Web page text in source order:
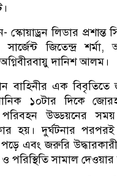
লিডার প্রশান্ত
জিতেন্দ্র শর্মা,
দানিশ আলম।
বাহিনীর এক বিবৃতিতে
১০টার দিকে
পরিবহন উড্ডয়নের
হয়। দুর্ঘটনার পরপরই
এবং জরুরি
ও পরিস্থিতি সামাল